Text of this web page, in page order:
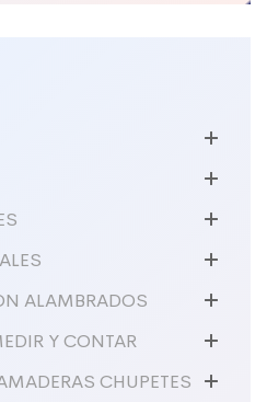
ALAMBRADOS
Y CONTAR
CHUPETES